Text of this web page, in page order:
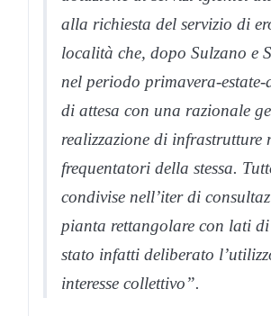
alla richiesta del servizio di
località che, dopo Sulzano e
nel periodo primavera-
di attesa con una razionale
realizzazione di
frequentatori della stessa.
condivise nell’iter di
pianta rettangolare con lati di
stato infatti deliberato
interesse collettivo”.